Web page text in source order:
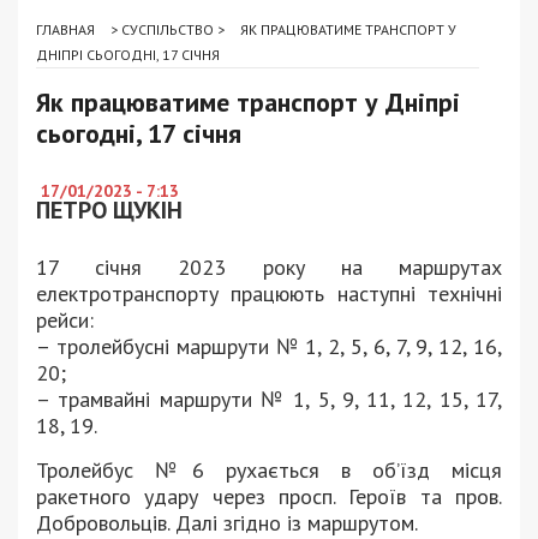
ГЛАВНАЯ > СУСПІЛЬСТВО >
ЯК ПРАЦЮВАТИМЕ ТРАНСПОРТ У
ДНІПРІ СЬОГОДНІ, 17 СІЧНЯ
Як працюватиме транспорт у Дніпрі
сьогодні, 17 січня
17/01/2023 - 7:13
ПЕТРО ЩУКІН
17 січня 2023 року на маршрутах
електротранспорту працюють наступні технічні
рейси:
– тролейбусні маршрути № 1, 2, 5, 6, 7, 9, 12, 16,
20;
– трамвайні маршрути № 1, 5, 9, 11, 12, 15, 17,
18, 19.
Тролейбус №6 рухається в об’їзд місця
ракетного удару через просп. Героїв та пров.
Добровольців. Далі згідно із маршрутом.